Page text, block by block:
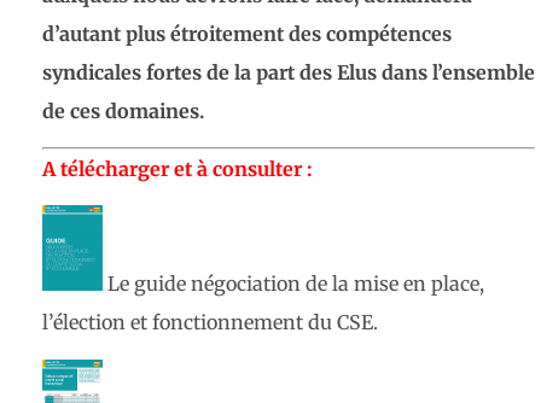
d’autant plus étroitement des compétences
syndicales fortes de la part des Elus dans l’ensemble
de ces domaines.
A télécharger et à consulter :
Le guide négociation de la mise en place,
l’élection et fonctionnement du CSE.